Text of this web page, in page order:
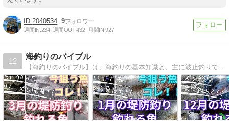
2040534 9
週間IN:234 週間OUT:432 月間IN:927
12
海釣りのバイブル
【海釣りのバイブル】は、海釣りの基本知識と、主に波止釣りで釣れる魚種別に、仕掛けやタックル、釣り方などを初心者さんにも分かりやすく紹介した釣りガイドです。